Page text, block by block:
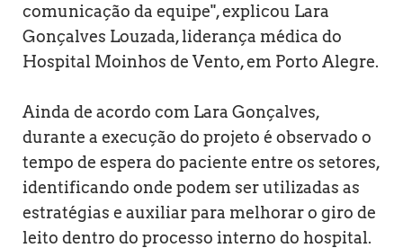
comunicação da equipe", explicou Lara
Gonçalves Louzada, liderança médica do
Hospital Moinhos de Vento, em Porto Alegre.
Ainda de acordo com Lara Gonçalves,
durante a execução do projeto é observado o
tempo de espera do paciente entre os setores,
identificando onde podem ser utilizadas as
estratégias e auxiliar para melhorar o giro de
leito dentro do processo interno do hospital.